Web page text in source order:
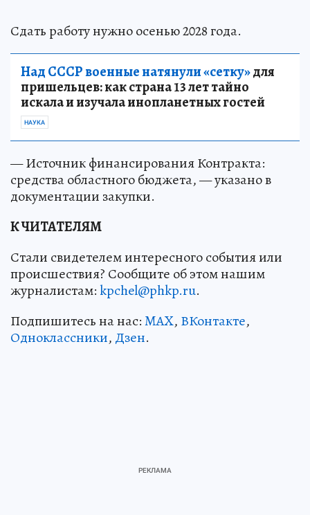
Сдать работу нужно осенью 2028 года.
Над СССР военные натянули «сетку»для
пришельцев: как страна 13 лет тайно
искала и изучала инопланетных гостей
НАУКА
— Источник финансирования Контракта:
средства областного бюджета, — указано в
документации закупки.
К ЧИТАТЕЛЯМ
Стали свидетелем интересного события или
происшествия? Сообщите об этом нашим
журналистам:kpchel@phkp.ru.
Подпишитесь на нас:MAX, ВКонтакте,
Одноклассники, Дзен.